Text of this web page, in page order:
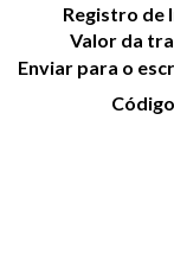
Registro de
Valor da
Enviar para o